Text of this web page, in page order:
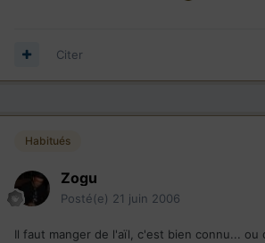
Citer
Habitués
Zogu
Posté(e) 21 juin 2006
Il faut manger de l'aïl, c'est bien connu... ou